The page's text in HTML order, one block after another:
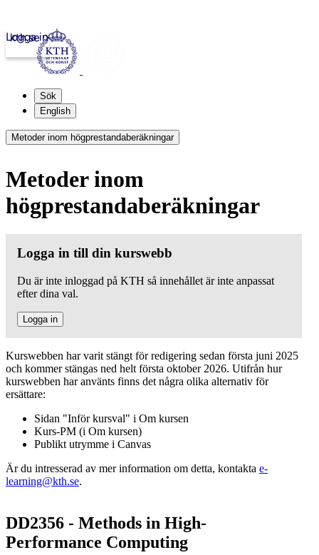
kth.se
Logga in
Sök
English
Metoder inom högprestandaberäkningar
Metoder inom
högprestandaberäkningar
Logga in till din kurswebb
Du är inte inloggad på KTH så innehållet är inte anpassat
efter dina val.
Logga in
Kurswebben har varit stängt för redigering sedan första juni 2025
och kommer stängas ned helt första oktober 2026. Utifrån hur
kurswebben har använts finns det några olika alternativ för
ersättare:
Sidan "Inför kursval" i Om kursen
Kurs-PM (i Om kursen)
Publikt utrymme i Canvas
Är du intresserad av mer information om detta, kontakta e-
learning@kth.se.
DD2356 - Methods in High-
Performance Computing